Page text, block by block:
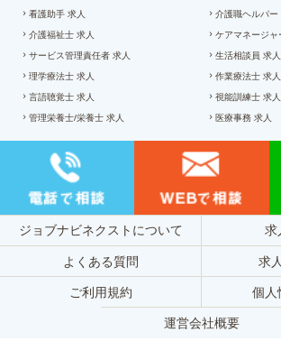
看護助手 求人 介護職ヘルパー
介護福祉士 求人 ケアマネージャ
サービス管理責任者 求人 生活相談員 求人
理学療法士 求人 作業療法士 求人
言語聴覚士 求人 視能訓練士 求人
管理栄養士/栄養士 求人 医療事務 求人
ジョブナビネクストについて 求
よくある質問 求
ご利用規約 個人
運営会社概要